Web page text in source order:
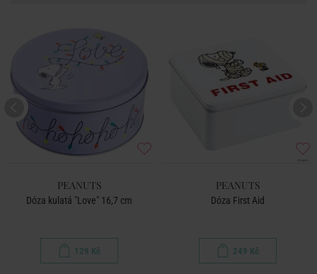
PEANUTS
Dóza kulatá "Love" 16,7 cm
129 Kč
PEANUTS
Dóza First Aid
249 Kč